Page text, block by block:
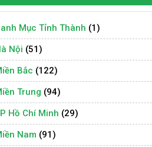
Mục Tỉnh Thành (1)
Nội (51)
Bắc (122)
Trung (94)
Hồ Chí Minh (29)
Nam (91)